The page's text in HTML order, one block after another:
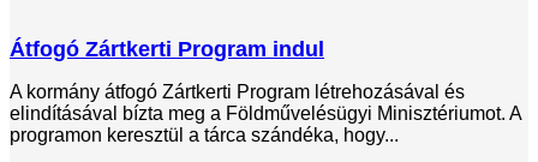
Átfogó Zártkerti Program indul
A kormány átfogó Zártkerti Program létrehozásával és
elindításával bízta meg a Földművelésügyi Minisztériumot. A
programon keresztül a tárca szándéka, hogy...